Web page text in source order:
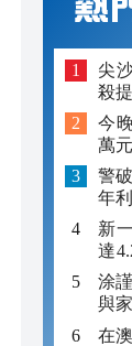
尖
殺
今
萬元
警
年
年
新
達
金
涂
與
在